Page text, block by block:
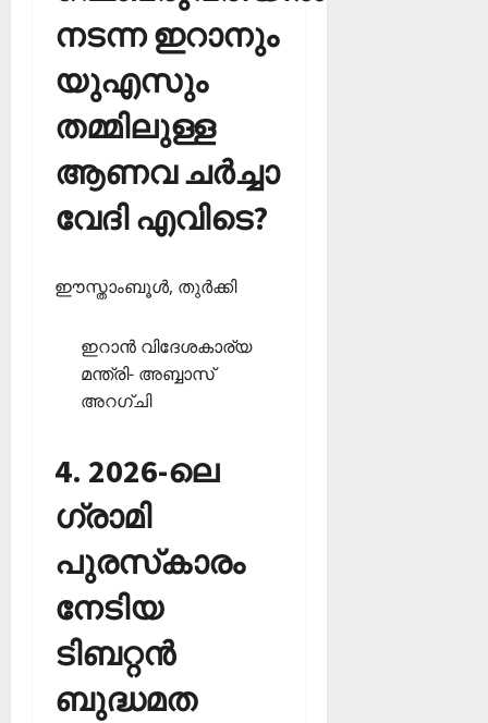
നടന്ന ഇറാനും
യുഎസും
തമ്മിലുള്ള
ആണവ ചര്‍ച്ചാ
വേദി എവിടെ?
ഈസ്താംബൂള്‍, തുര്‍ക്കി
ഇറാന്‍ വിദേശകാര്യ
മന്ത്രി- അബ്ബാസ്
അറഗ്ചി
4. 2026-ലെ
ഗ്രാമി
പുരസ്‌കാരം
നേടിയ
ടിബറ്റന്‍
ബുദ്ധമത